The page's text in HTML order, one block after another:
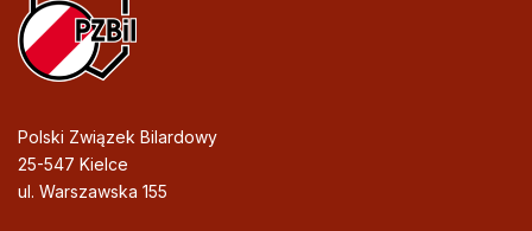
Polski Związek Bilardowy
25-547 Kielce
ul. Warszawska 155